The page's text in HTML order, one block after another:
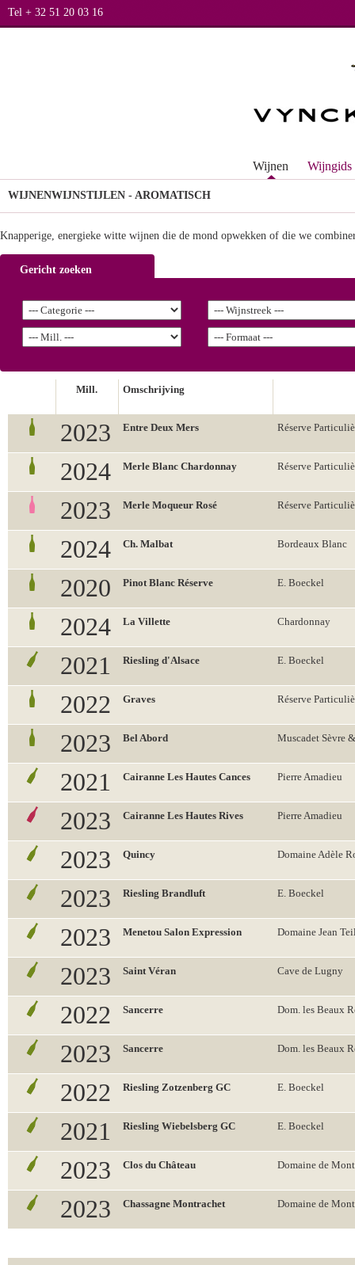
Tel + 32 51 20 03 16
Wijnen Wijngids
WIJNENWIJNSTIJLEN - AROMATISCH
Knapperige, energieke witte wijnen die de mond opwekken of die we
Gericht zoeken
Mill. Omschrijving
2023 Entre Deux Mers Réserve
2024 Merle Blanc Chardonnay Réserve
2023 Merle Moqueur Rosé Réserve
2024 Ch. Malbat Bordeaux Blanc
2020 Pinot Blanc Réserve E. Boeckel
2024 La Villette Chardonnay
2021 Riesling d'Alsace E. Boeckel
2022 Graves Réserve
2023 Bel Abord Muscadet Sèvre
2021 Cairanne Les Hautes Cances Pierre Amadieu
2023 Cairanne Les Hautes Rives Pierre Amadieu
2023 Quincy Domaine Adèle
2023 Riesling Brandluft E. Boeckel
2023 Menetou Salon Expression Domaine Jean
2023 Saint Véran Cave de Lugny
2022 Sancerre Dom. les Beaux
2023 Sancerre Dom. les Beaux
2022 Riesling Zotzenberg GC E. Boeckel
2021 Riesling Wiebelsberg GC E. Boeckel
2023 Clos du Château Domaine de
2023 Chassagne Montrachet Domaine de